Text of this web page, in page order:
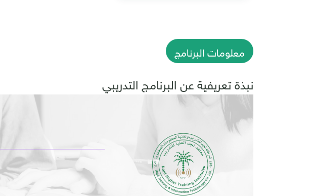
معلومات البرنامج
نبذة تعريفية عن البرنامج التدريبي